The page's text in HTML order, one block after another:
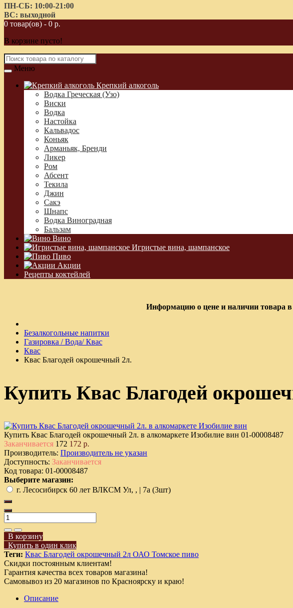
ПН-СБ: 10:00-21:00
ВС: выходной
0 товар(ов) - 0 р.
В корзине пусто!
Меню
Крепкий алкоголь
Водка Греческая (Узо)
Виски
Водка
Настойка
Кальвадос
Коньяк
Арманьяк, Бренди
Ликер
Ром
Абсент
Текила
Джин
Сакэ
Шнапс
Водка Виноградная
Бальзам
Вино
Игристые вина, шампанское
Пиво
Акции
Рецепты коктейлей
Информацию о цене и наличии товара в
Безалкогольные напитки
Газировка / Вода/ Квас
Квас
Квас Благодей окрошечный 2л.
Купить Квас Благодей
Купить Квас Благодей окрошечный 2л. в алкомаркете Изобилие вин 01-00008487
Заканчивается 172 172 р.
Производитель: Производитель не указан
Доступность: Заканчивается
Код товара: 01-00008487
Выберите магазин:
г. Лесосибирск 60 лет ВЛКСМ Ул, , | 7а (3шт)
В корзину
Купить в один клик
Теги: Квас Благодей окрошечный 2л ОАО Томское пиво
Скидки постоянным клиентам!
Гарантия качества всех товаров магазина!
Самовывоз из 20 магазинов по Красноярску и краю!
Описание